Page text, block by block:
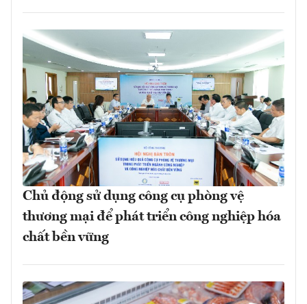
Chủ động sử dụng công cụ phòng vệ
thương mại để phát triển công nghiệp hóa
chất bền vững